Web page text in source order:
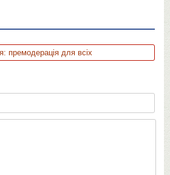
премодерація для всіх